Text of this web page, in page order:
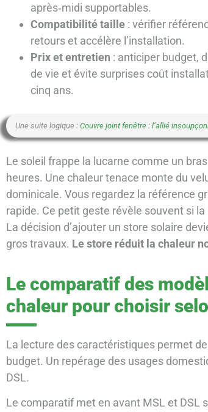
après‑midi supportables.
Compatibilité taille : vérifier
retours et accélère l’installation.
Prix et entretien : anticiper budget,
de vie et évite surprises coût
cinq ans.
Une suite logique : Couvre joint fenêtre : l’allié
Le soleil frappe la lucarne comme un
heures. Une chaleur tenace monte du
dominicale. Vous regardez la référence
rapide. Ce petit geste révèle souvent si
La décision d’ajouter un store solaire
gros travaux. Le store réduit la chaleur
Le comparatif des
chaleur pour choisir
La lecture des caractéristiques permet
budget. Un repérage des usages
DSL.
Le comparatif met en avant MSL et DSL